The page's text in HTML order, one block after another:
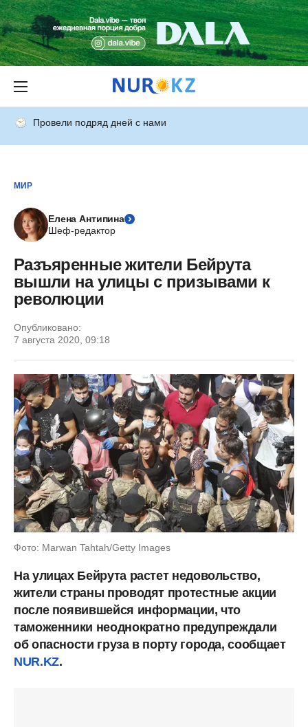
Провели подряд дней с нами
МИР
Елена Антипина
Шеф-редактор
Разъяренные жители Бейрута
вышли на улицы с призывами к
революции
Опубликовано:
7 августа 2020, 09:18
Фото: Marwan Tahtah/Getty Images
На улицах Бейрута растет недовольство,
жители страны проводят протестные акции
после появившейся информации, что
таможенники неоднократно предупреждали
об опасности груза в порту города, сообщает
NUR.KZ.